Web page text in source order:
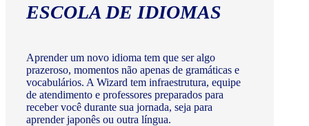
ESCOLA DE IDIOMAS
Aprender um novo idioma tem que ser algo
prazeroso, momentos não apenas de gramáticas e
vocabulários. A Wizard tem infraestrutura, equipe
de atendimento e professores preparados para
receber você durante sua jornada, seja para
aprender japonês ou outra língua.